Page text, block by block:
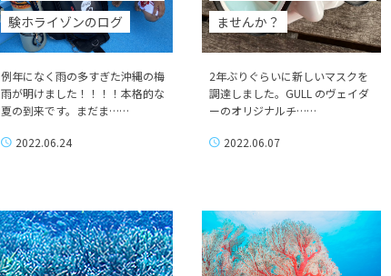
験ホライゾンのログ
例年になく雨の多すぎた沖縄の梅
雨が明けました！！！！本格的な
夏の到来です。まだま……
2022.06.24
ませんか？
2年ぶりぐらいに新しいマスクを
調達しました。GULL のヴェイダ
ーのオリジナルチ……
2022.06.07